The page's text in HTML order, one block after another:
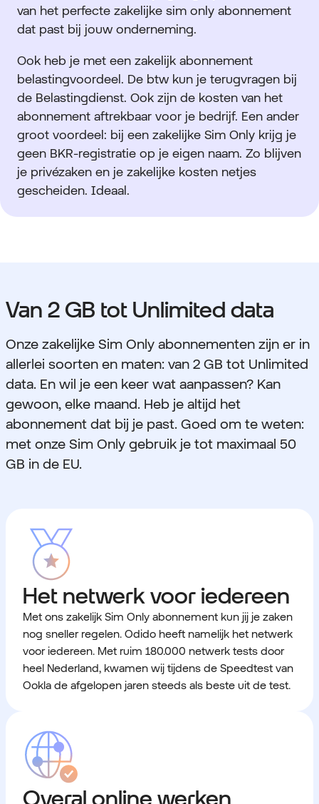
van het perfecte zakelijke sim only abonnement
dat past bij jouw onderneming.
Ook heb je met een zakelijk abonnement
belastingvoordeel. De btw kun je terugvragen bij
de Belastingdienst. Ook zijn de kosten van het
abonnement aftrekbaar voor je bedrijf. Een ander
groot voordeel: bij een zakelijke Sim Only krijg je
geen BKR-registratie op je eigen naam. Zo blijven
je privézaken en je zakelijke kosten netjes
gescheiden. Ideaal.
Van 2 GB tot Unlimited data
Onze zakelijke Sim Only abonnementen zijn er in
allerlei soorten en maten: van 2 GB tot Unlimited
data. En wil je een keer wat aanpassen? Kan
gewoon, elke maand. Heb je altijd het
abonnement dat bij je past. Goed om te weten:
met onze Sim Only gebruik je tot maximaal 50
GB in de EU.
Het netwerk voor iedereen
Met ons zakelijk Sim Only abonnement kun jij je zaken
nog sneller regelen. Odido heeft namelijk het netwerk
voor iedereen. Met ruim 180.000 netwerk tests door
heel Nederland, kwamen wij tijdens de Speedtest van
Ookla de afgelopen jaren steeds als beste uit de test.
Overal online werken